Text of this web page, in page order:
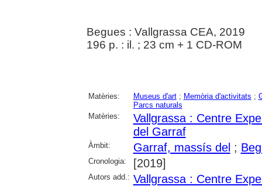
Begues : Vallgrassa CEA, 2019
196 p. : il. ; 23 cm + 1 CD-ROM
Matèries: Museus d'art; Memòria d'activitats ;
Parcs naturals
Matèries:
Vallgrassa : Centre
del Garraf
Àmbit: Garraf, massís del ;
Cronologia: [2019]
Autors add.: Vallgrassa : Centre